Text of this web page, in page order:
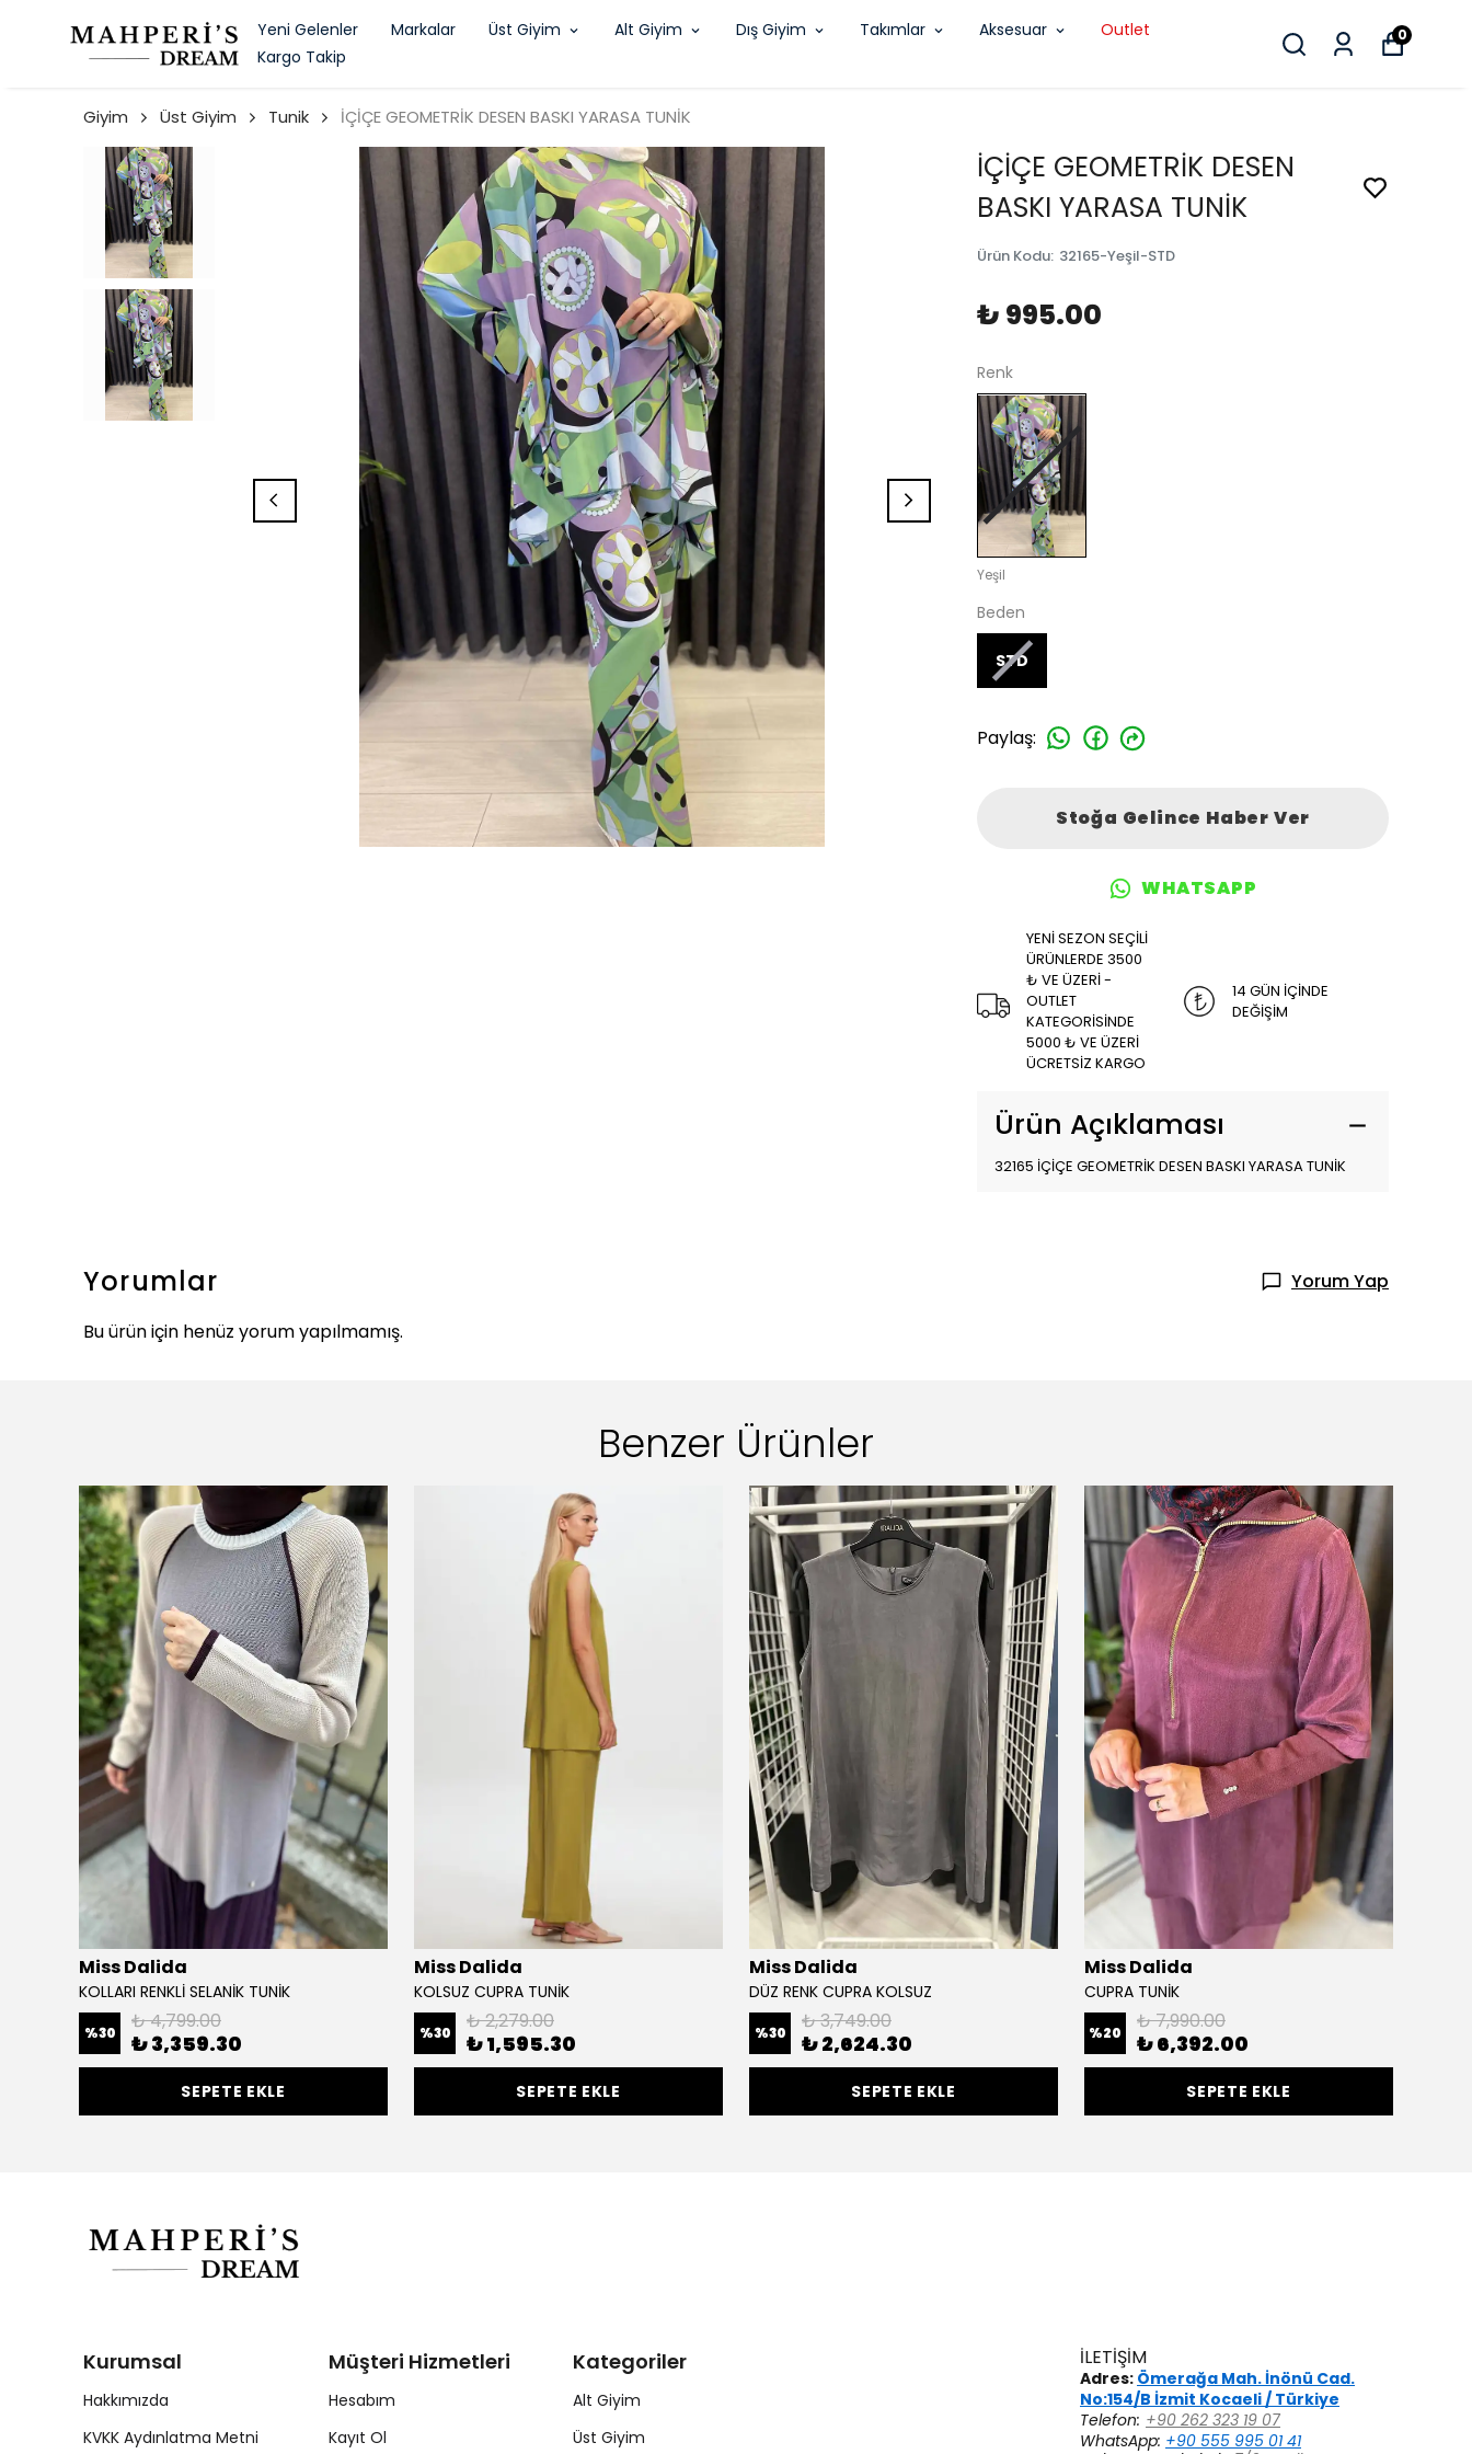
Yeni Gelenler Markalar Üst Giyim Alt Giyim Dış Giyim Takımlar Aksesuar
Outlet
Kargo Takip
0
Giyim Üst Giyim Tunik İÇİÇE GEOMETRİK DESEN BASKI YARASA TUNİK
İÇİÇE GEOMETRİK DESEN
BASKI YARASA TUNİK
Ürün Kodu: 32165-Yeşil-STD
₺ 995.00
Renk
Yeşil
Beden
STD
Paylaş:
Stoğa Gelince Haber Ver
WHATSAPP
YENİ SEZON SEÇİLİ
ÜRÜNLERDE 3500
₺ VE ÜZERİ -
OUTLET
KATEGORİSİNDE
5000 ₺ VE ÜZERİ
ÜCRETSİZ KARGO
14 GÜN İÇİNDE
DEĞİŞİM
Ürün Açıklaması
32165 İÇİÇE GEOMETRİK DESEN BASKI YARASA TUNİK
Yorumlar
Yorum Yap
Bu ürün için henüz yorum yapılmamış.
Benzer Ürünler
Miss Dalida
KOLLARI RENKLİ SELANİK TUNİK
%30 ₺ 4,799.00
₺ 3,359.30
SEPETE EKLE
Miss Dalida
KOLSUZ CUPRA TUNİK
%30 ₺ 2,279.00
₺ 1,595.30
SEPETE EKLE
Miss Dalida
DÜZ RENK CUPRA KOLSUZ
%30 ₺ 3,749.00
₺ 2,624.30
SEPETE EKLE
Miss Dalida
CUPRA TUNİK
%20 ₺ 7,990.00
₺ 6,392.00
SEPETE EKLE
Kurumsal
Hakkımızda
KVKK Aydınlatma Metni
Müşteri Hizmetleri
Hesabım
Kayıt Ol
Kategoriler
Alt Giyim
Üst Giyim
İLETİŞİM
Adres: Ömerağa Mah. İnönü Cad.
No:154/B İzmit Kocaeli / Türkiye
Telefon: +90 262 323 19 07
WhatsApp: +90 555 995 01 41